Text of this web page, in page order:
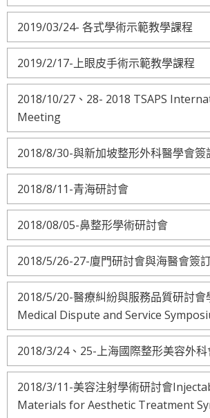
2019/03/24- 各式學術示範教學課程
2019/2/17-上眼皮手術示範教學課程
2018/10/27、28- 2018 TSAPS
Meeting
2018/8/30-與新加坡整形外科醫學會簽
2018/8/11-青海研討會
2018/08/05-鼻整形學術研討會
2018/5/26-27-廈門研討會與海醫會簽
2018/5/20-醫療糾紛與服務品質研討會
Medical Dispute and Service
2018/3/24、25-上海國際整形美容外科
2018/3/11-美容注射學術研討會
Materials for Aesthetic Treatment